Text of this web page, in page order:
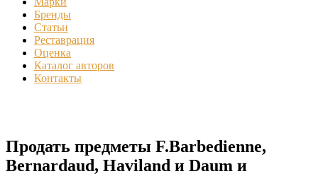
Бренды
Статьи
Реставрация
Оценка
Каталог авторов
Контакты
Продать предметы F.Barbedienne,
Bernardaud, Haviland и Daum и